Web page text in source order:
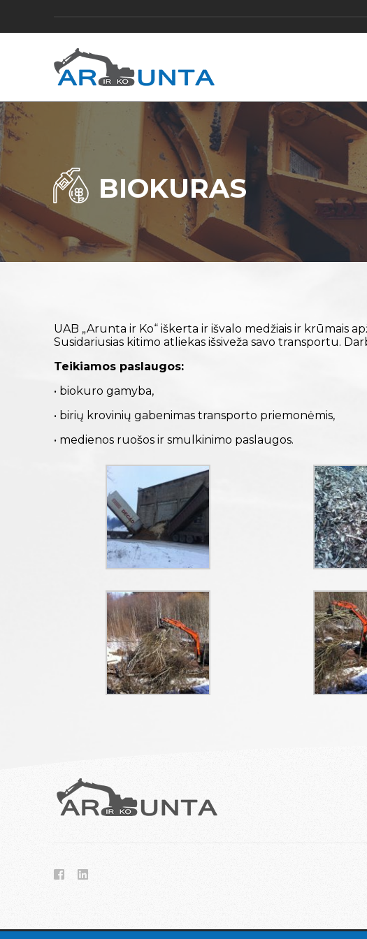
BIOKURAS
UAB „Arunta ir Ko“ iškerta ir išvalo medžiais ir krūmais
Susidariusias kitimo atliekas išsiveža savo transportu.
Teikiamos paslaugos:
• biokuro gamyba,
• birių krovinių gabenimas transporto priemonėmis,
• medienos ruošos ir smulkinimo paslaugos.